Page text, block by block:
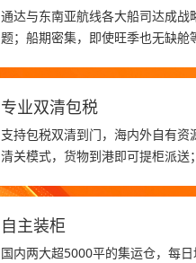
通达与东南亚航线各大船司达成
题；船期密集，即使旺季也无缺舱
专业双清包税
支持包税双清到门，海内外自有
清关模式，货物到港即可提柜派送
自主装柜
国内两大超5000平的集运仓，每